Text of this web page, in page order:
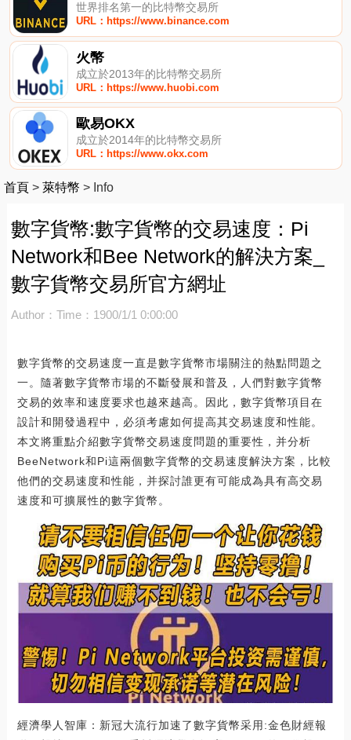
世界排名第一的比特幣交易所
URL：https://www.binance.com
火幣
成立於2013年的比特幣交易所
URL：https://www.huobi.com
歐易OKX
成立於2014年的比特幣交易所
URL：https://www.okx.com
首頁 > 萊特幣 > Info
數字貨幣:數字貨幣的交易速度：Pi
Network和Bee Network的解決方案_
數字貨幣交易所官方網址
Author： Time：1900/1/1 0:00:00
數字貨幣的交易速度一直是數字貨幣市場關注的熱點問題之
一。隨著數字貨幣市場的不斷發展和普及，人們對數字貨幣
交易的效率和速度要求也越來越高。因此，數字貨幣項目在
設計和開發過程中，必須考慮如何提高其交易速度和性能。
本文將重點介紹數字貨幣交易速度問題的重要性，并分析
BeeNetwork和Pi這兩個數字貨幣的交易速度解決方案，比較
他們的交易速度和性能，并探討誰更有可能成為具有高交易
速度和可擴展性的數字貨幣。
經濟學人智庫：新冠大流行加速了數字貨幣采用:金色財經報